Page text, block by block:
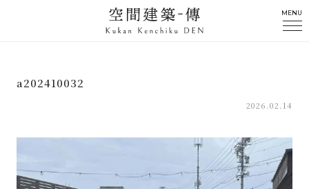
MENU
a202410032
2026.02.14